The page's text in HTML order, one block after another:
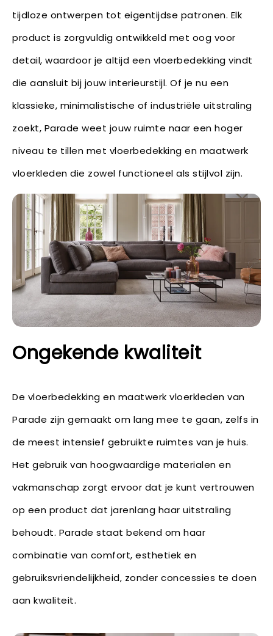
tijdloze ontwerpen tot eigentijdse patronen. Elk
product is zorgvuldig ontwikkeld met oog voor
detail, waardoor je altijd een vloerbedekking vindt
die aansluit bij jouw interieurstijl. Of je nu een
klassieke, minimalistische of industriële uitstraling
zoekt, Parade weet jouw ruimte naar een hoger
niveau te tillen met vloerbedekking en maatwerk
vloerkleden die zowel functioneel als stijlvol zijn.
Ongekende kwaliteit
De vloerbedekking en maatwerk vloerkleden van
Parade zijn gemaakt om lang mee te gaan, zelfs in
de meest intensief gebruikte ruimtes van je huis.
Het gebruik van hoogwaardige materialen en
vakmanschap zorgt ervoor dat je kunt vertrouwen
op een product dat jarenlang haar uitstraling
behoudt. Parade staat bekend om haar
combinatie van comfort, esthetiek en
gebruiksvriendelijkheid, zonder concessies te doen
aan kwaliteit.